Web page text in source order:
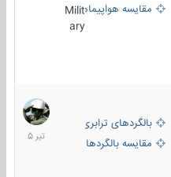
مقایسه هواپیماهاMilit
ary
بالگردهای ترابری
مقایسه بالگردها
22
تیر
1405